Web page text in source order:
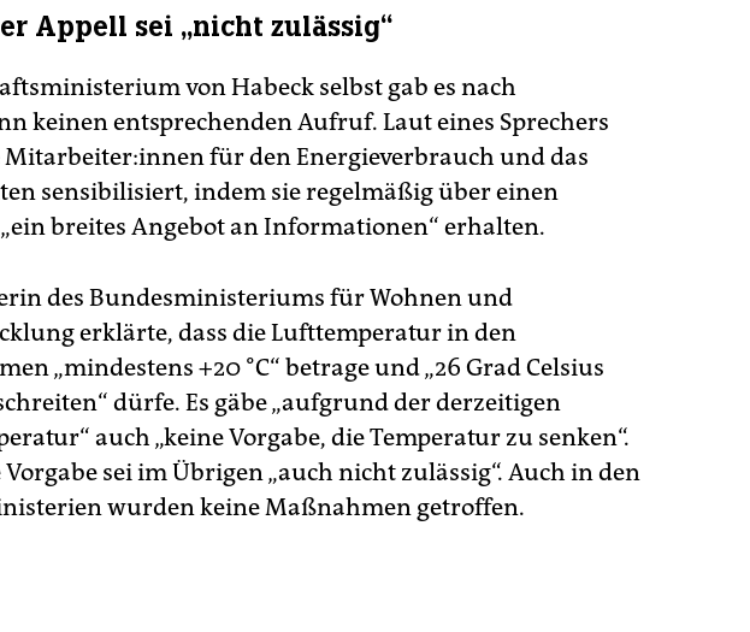
Appell sei „nicht zulässig“
von Habeck selbst gab es nach
keinen entsprechenden Aufruf. Laut eines Sprechers
Mit­ar­bei­te­r:in­nen für den Energieverbrauch und das
sensibilisiert, indem sie regelmäßig über einen
breites Angebot an Informationen“ erhalten.
des Bundesministeriums für Wohnen und
erklärte, dass die Lufttemperatur in den
„mindestens +20 °C“ betrage und „26 Grad Celsius
dürfe. Es gäbe „aufgrund der derzeitigen
auch „keine Vorgabe, die Temperatur zu senken“.
Vorgabe sei im Übrigen „auch nicht zulässig“. Auch in den
wurden keine Maßnahmen getroffen.